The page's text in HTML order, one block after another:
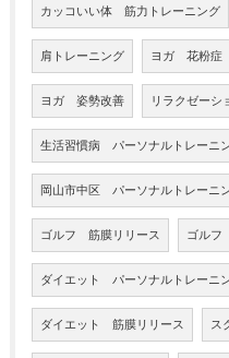
カッコいい体 筋力トレーニング
肩トレーニング ヨガ 花粉症
ヨガ 姿勢改善 リラクゼー
生活習慣病 パーソナルトレーニ
岡山市中区 パーソナルトレーニ
ゴルフ 筋膜リリース ゴル
ダイエット パーソナルトレーニ
ダイエット 筋膜リリース ス